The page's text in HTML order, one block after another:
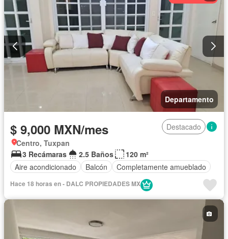
Departamento
$ 9,000 MXN/mes
Destacado
Centro, Tuxpan
3 Recámaras
2.5 Baños
120 m²
Aire acondicionado
Balcón Completamente amueblado
Hace 18 horas en - DALC PROPIEDADES MX